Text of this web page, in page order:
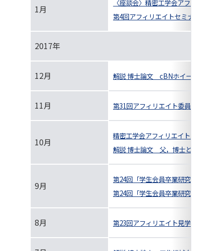
1月
〈座談会〉精密工学会アフィリエ
第4回アフィリエイトセミナー開催
2017年
12月 解説 博士論文 cBNホイールの作用
11月 第31回アフィリエイト委員会＆見
10月
精密工学会アフィリエイト紹介
解説 博士論文 父，博士というヒー
9月
第24回「学生会員卒業研究発表講演
第24回「学生会員卒業研究発表講演
8月 第23回アフィリエイト見学会＠富士